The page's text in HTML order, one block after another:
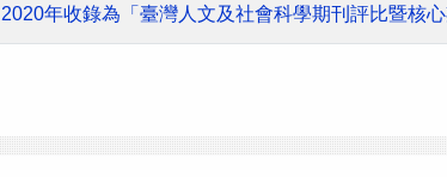
2020年收錄為「臺灣人文及社會科學期刊評比暨核心